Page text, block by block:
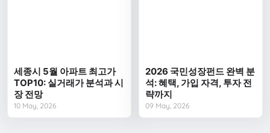
세종시 5월 아파트 최고가
TOP10: 실거래가 분석과 시
장 전망
10 May, 2026
2026 국민성장펀드 완벽 분
석: 혜택, 가입 자격, 투자 전
략까지
09 May, 2026